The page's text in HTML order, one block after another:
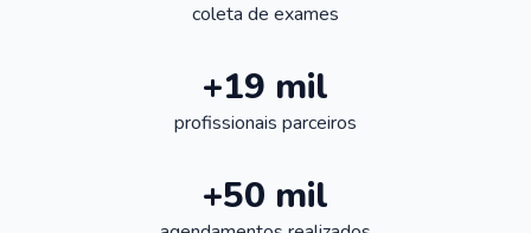
coleta de exames
+19 mil
profissionais parceiros
+50 mil